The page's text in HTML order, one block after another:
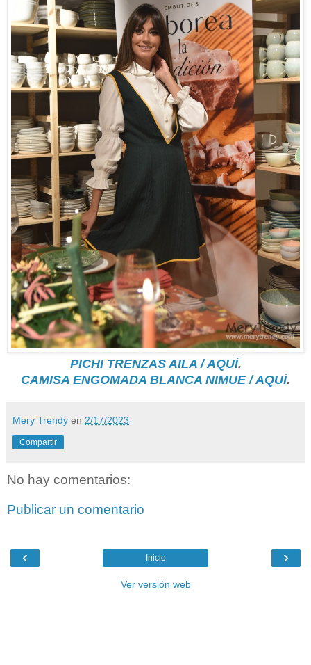
PICHI TRENZAS AILA / AQUÍ.
CAMISA ENGOMADA BLANCA NIMUE / AQUÍ.
Mery Trendy en 2/17/2023
Compartir
No hay comentarios:
Publicar un comentario
‹ ›
Inicio
Ver versión web